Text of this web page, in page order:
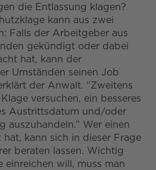
die Entlassung klagen?
kann aus zwei
Falls der Arbeitgeber aus
gekündigt oder dabei
hat, kann der
Umständen seinen Job
der Anwalt. “Zweitens
versuchen, ein besseres
Austrittsdatum und/oder
auszuhandeln.” Wer einen
kann sich in dieser Frage
beraten lassen. Wichtig
einreichen will, muss man